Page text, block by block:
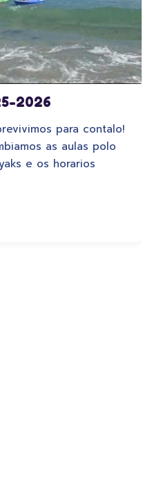
2026
para contalo!
as aulas polo
e os horarios